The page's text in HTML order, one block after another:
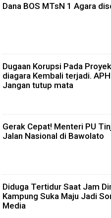
Dana BOS MTsN 1 Agara
Dugaan Korupsi Pada
diagara Kembali terjadi.
Jangan tutup mata
Gerak Cepat! Menteri PU
Jalan Nasional di Bawolato
Diduga Tertidur Saat Jam
Kampung Suka Maju Jadi
Media